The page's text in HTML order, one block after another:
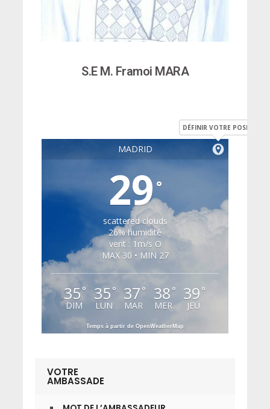
S.E M. Framoi MARA
MADRID
DÉFINIR VOTRE POSITION
29°
scattered clouds
26% humidité
vent : 1m/s O
MAX 30 • MIN 27
35°
DIM
35°
LUN
37 °
MAR
38 °
MER
39 °
JEU
Temps à partir de OpenWeatherMap
VOTRE
AMBASSADE